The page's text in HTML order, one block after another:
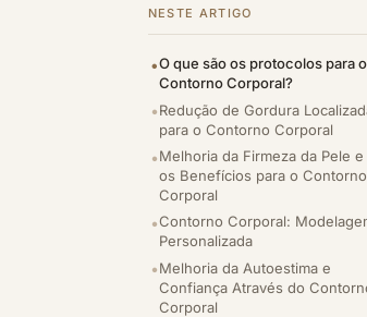
NESTE ARTIGO
O que são os protocolos para o
Contorno Corporal?
Redução de Gordura
para o Contorno Corporal
Melhoria da Firmeza da Pele e
os Benefícios para o Contorno
Corporal
Contorno Corporal:
Personalizada
Melhoria da Autoestima e
Confiança Através do
Corporal